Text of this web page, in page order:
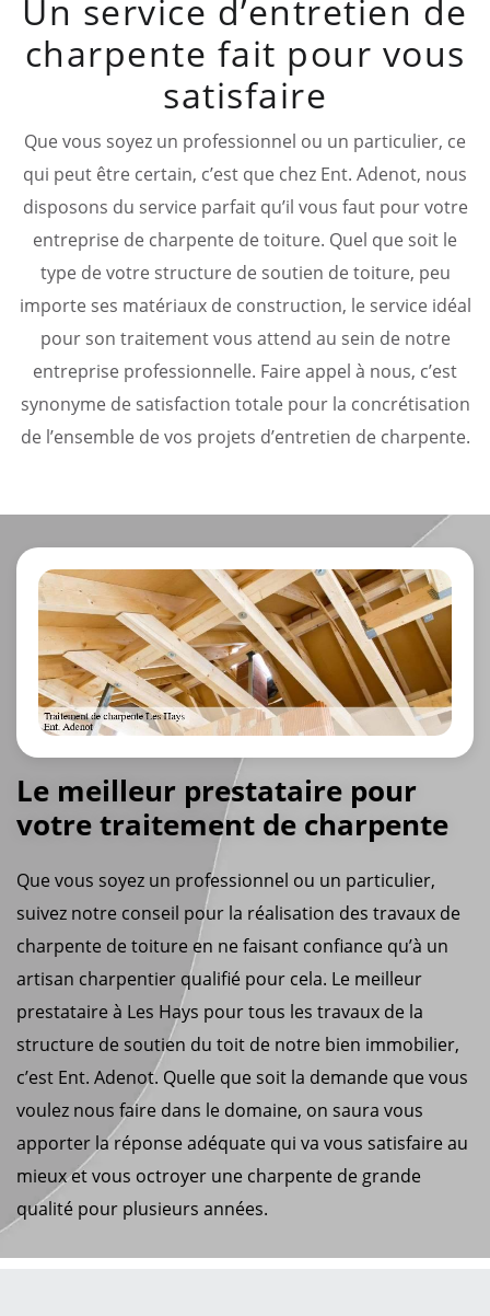
Un service d’entretien de
charpente fait pour vous
satisfaire
Que vous soyez un professionnel ou un particulier, ce
qui peut être certain, c’est que chez Ent. Adenot, nous
disposons du service parfait qu’il vous faut pour votre
entreprise de charpente de toiture. Quel que soit le
type de votre structure de soutien de toiture, peu
importe ses matériaux de construction, le service idéal
pour son traitement vous attend au sein de notre
entreprise professionnelle. Faire appel à nous, c’est
synonyme de satisfaction totale pour la concrétisation
de l’ensemble de vos projets d’entretien de charpente.
Le meilleur prestataire pour
votre traitement de charpente
Que vous soyez un professionnel ou un particulier,
suivez notre conseil pour la réalisation des travaux de
charpente de toiture en ne faisant confiance qu’à un
artisan charpentier qualifié pour cela. Le meilleur
prestataire à Les Hays pour tous les travaux de la
structure de soutien du toit de notre bien immobilier,
c’est Ent. Adenot. Quelle que soit la demande que vous
voulez nous faire dans le domaine, on saura vous
apporter la réponse adéquate qui va vous satisfaire au
mieux et vous octroyer une charpente de grande
qualité pour plusieurs années.